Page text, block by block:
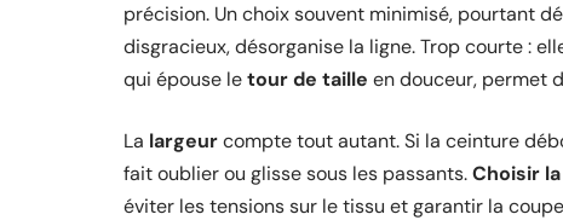
précision. Un choix souvent minimisé, pourtant
disgracieux, désorganise la ligne. Trop courte :
qui épouse letour de taille en douceur, permet
La largeurcompte tout autant. Si la ceinture
fait oublier ou glisse sous les passants.Choisir
éviter les tensions sur le tissu et garantir la